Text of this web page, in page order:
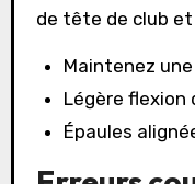
de tête de club et
Maintenez
Légère flexion
Épaules